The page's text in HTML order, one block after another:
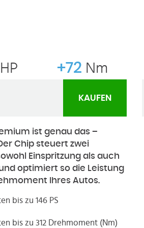
HP +72 Nm
KAUFEN
ist genau das –
Chip steuert zwei
Einspritzung als auch
optimiert so die Leistung
Ihres Autos.
bis zu 146 PS
bis zu 312 Drehmoment (Nm)